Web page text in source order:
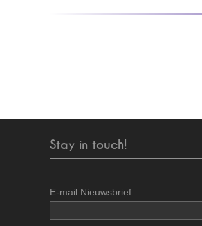
Stay in touch!
E-mail Nieuwsbrief: